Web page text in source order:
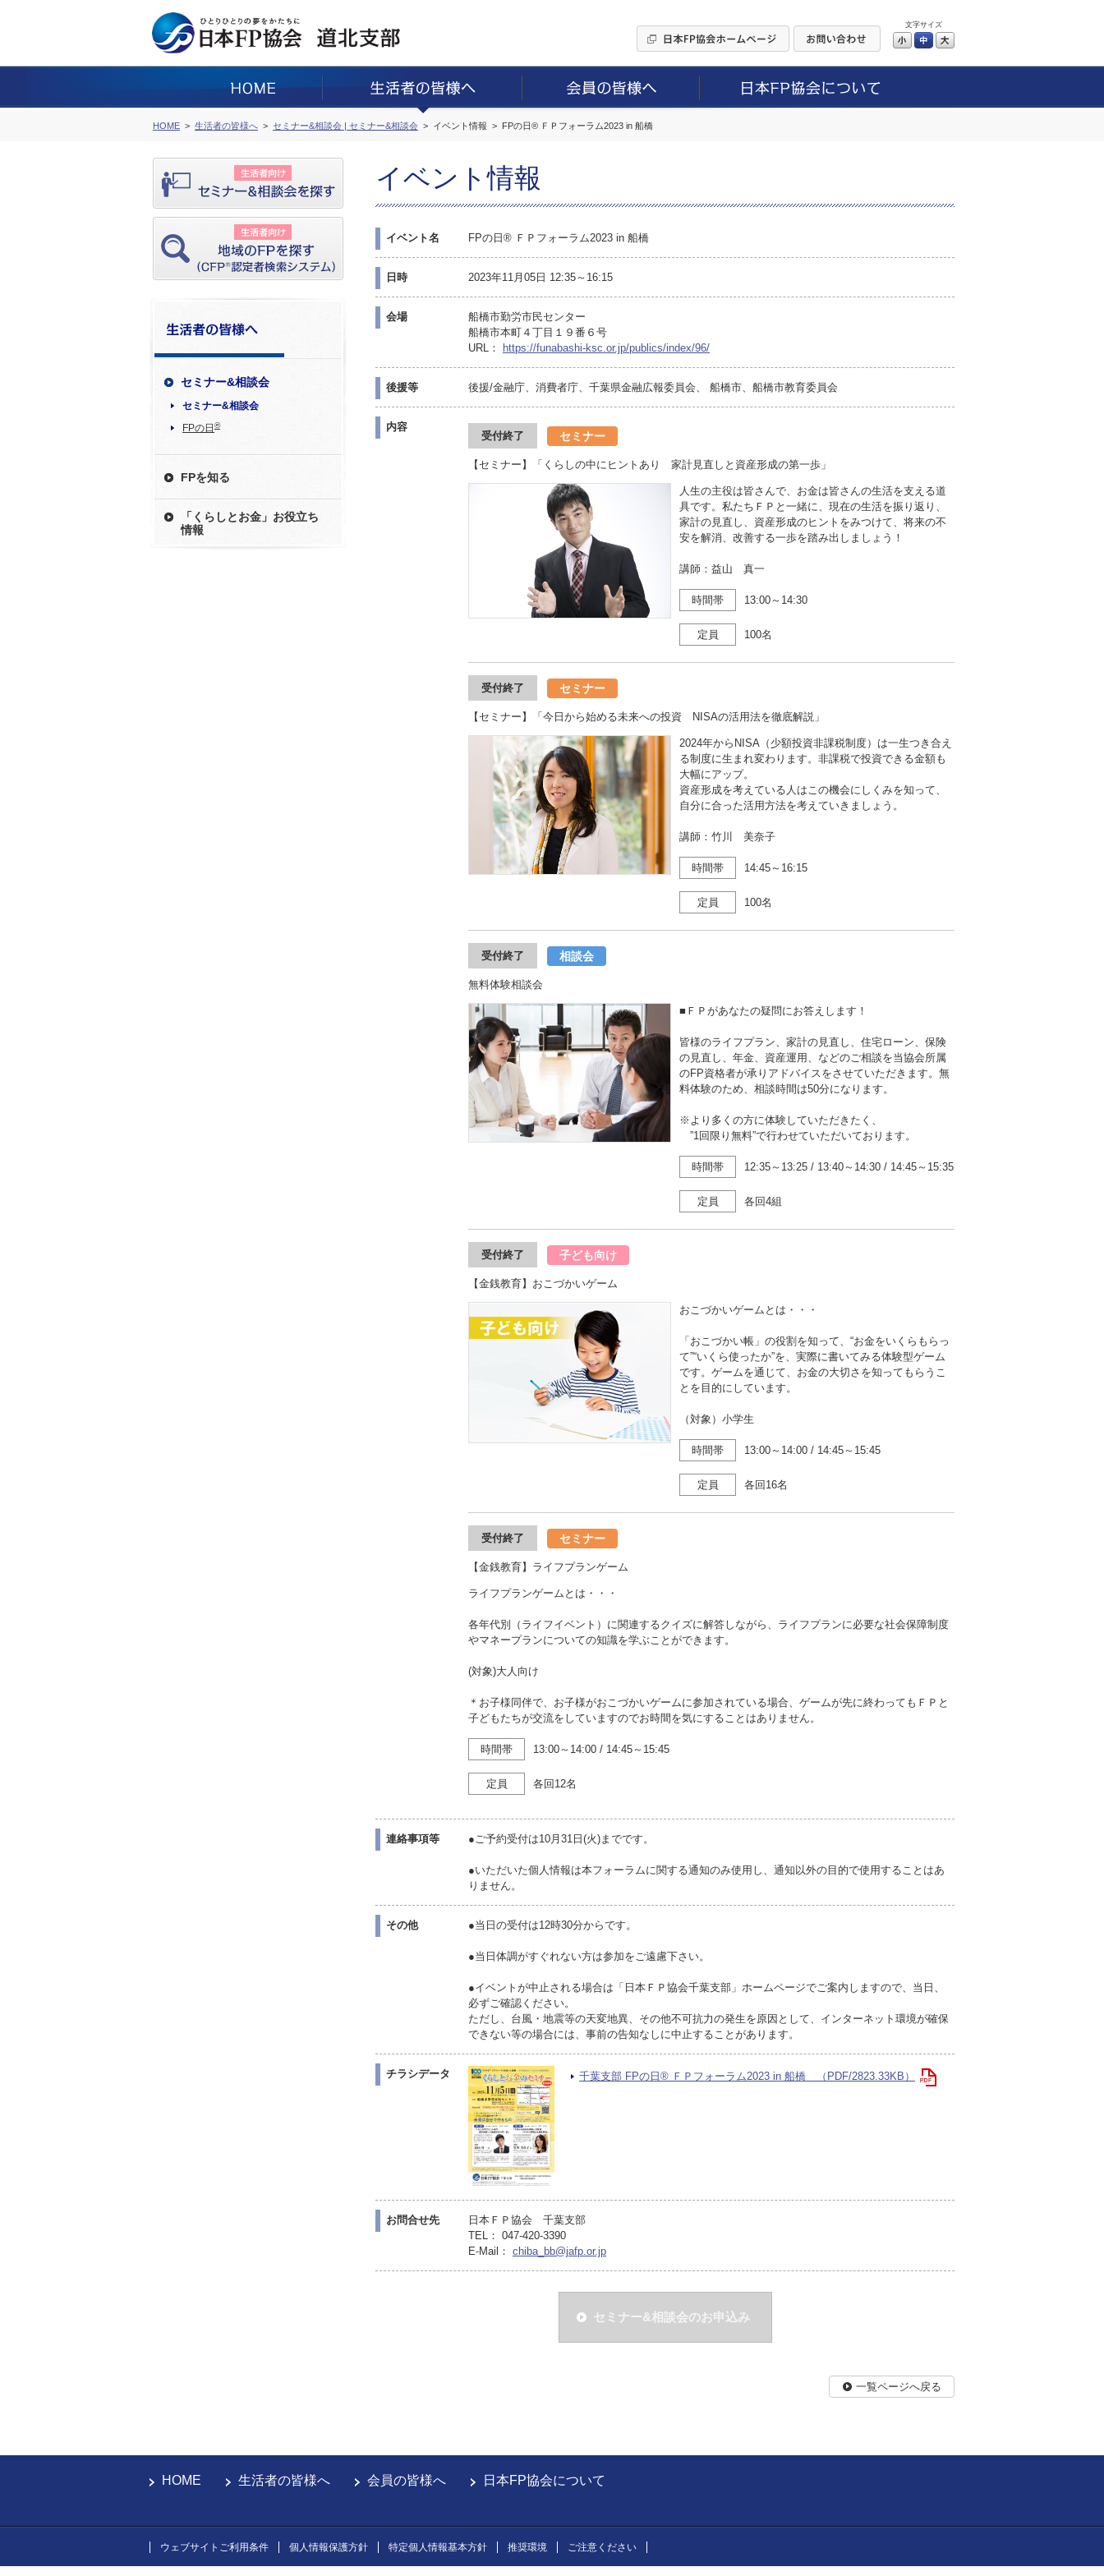
文字サイズ
小 中
HOME 生活者の皆様へ セミナー&相談会 | セミナー&相談会 イベント情報 FPの日® ＦＰフォーラム2023 in 船橋
セミナー&相談会
セミナー&相談会
FPの日 ®
FPを知る
「くらしとお金」お役立ち
情報
イベント情報
イベント名 FPの日® ＦＰフォーラム2023 in 船橋
日時 2023年11月05日 12:35～16:15
会場
船橋市勤労市民センター
船橋市本町４丁目１９番６号
URL：
https://funabashi-ksc.or.jp/publics/index/96/
後援等 後援/金融庁、消費者庁、千葉県金融広報委員会、 船橋市、船橋市教育委員会
内容
受付終了 セミナー
【セミナー】「くらしの中にヒントあり 家計見直しと資産形成の第一歩」
人生の主役は皆さんで、お金は皆さんの生活を支える道
具です。私たちＦＰと一緒に、現在の生活を振り返り、
家計の見直し、資産形成のヒントをみつけて、将来の不
安を解消、改善する一歩を踏み出しましょう！
講師：益山 真一
時間帯 13:00～14:30
定員 100名
受付終了 セミナー
【セミナー】「今日から始める未来への投資 NISAの活用法を徹底解説」
2024年からNISA（少額投資非課税制度）は一生つき合え
る制度に生まれ変わります。非課税で投資できる金額も
大幅にアップ。
資産形成を考えている人はこの機会にしくみを知って、
自分に合った活用方法を考えていきましょう。
講師：竹川 美奈子
時間帯 14:45～16:15
定員 100名
受付終了 相談会
無料体験相談会
■ＦＰがあなたの疑問にお答えします！
皆様のライフプラン、家計の見直し、住宅ローン、保険
の見直し、年金、資産運用、などのご相談を当協会所属
のFP資格者が承りアドバイスをさせていただきます。無
料体験のため、相談時間は50分になります。
※より多くの方に体験していただきたく、
”1回限り無料”で行わせていただいております。
時間帯 12:35～13:25 / 13:40～14:30 / 14:45～15:35
定員 各回4組
受付終了 子ども向け
【金銭教育】おこづかいゲーム
おこづかいゲームとは・・・
「おこづかい帳」の役割を知って、“お金をいくらもらっ
て”“いくら使ったか”を、実際に書いてみる体験型ゲーム
です。ゲームを通じて、お金の大切さを知ってもらうこ
とを目的にしています。
（対象）小学生
時間帯 13:00～14:00 / 14:45～15:45
定員 各回16名
受付終了 セミナー
【金銭教育】ライフプランゲーム
ライフプランゲームとは・・・
各年代別（ライフイベント）に関連するクイズに解答しながら、ライフプランに必要な社会保障制度
やマネープランについての知識を学ぶことができます。
(対象)大人向け
＊お子様同伴で、お子様がおこづかいゲームに参加されている場合、ゲームが先に終わってもＦＰと
子どもたちが交流をしていますのでお時間を気にすることはありません。
時間帯 13:00～14:00 / 14:45～15:45
定員 各回12名
連絡事項等 ●ご予約受付は10月31日(火)までです。
●いただいた個人情報は本フォーラムに関する通知のみ使用し、通知以外の目的で使用することはあ
りません。
その他 ●当日の受付は12時30分からです。
●当日体調がすぐれない方は参加をご遠慮下さい。
●イベントが中止される場合は「日本ＦＰ協会千葉支部」ホームページでご案内しますので、当日、
必ずご確認ください。
ただし、台風・地震等の天変地異、その他不可抗力の発生を原因として、インターネット環境が確保
できない等の場合には、事前の告知なしに中止することがあります。
チラシデータ 千葉支部 FPの日® ＦＰフォーラム2023 in 船橋 （PDF/2823.33KB）
お問合せ先
日本ＦＰ協会 千葉支部
TEL： 047-420-3390
E-Mail： chiba_bb@jafp.or.jp
セミナー&相談会のお申込み
一覧ページへ戻る
HOME 生活者の皆様へ 会員の皆様へ 日本FP協会について
ウェブサイトご利用条件 個人情報保護方針 特定個人情報基本方針 推奨環境 ご注意ください